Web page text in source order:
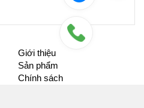
Giới thiệu
Sản phẩm
Chính sách